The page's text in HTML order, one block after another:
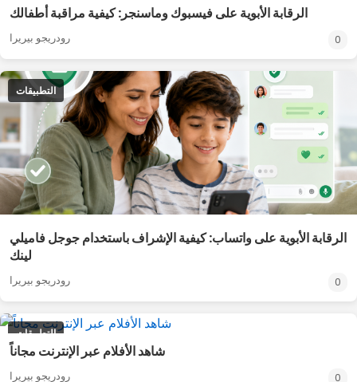
الرقابة الأبوية على فيسبوك وماسنجر: كيفية مراقبة أطفالك
رودريجو بيريرا 0
التطبيقات
الرقابة الأبوية على واتساب: كيفية الإشراف باستخدام جوجل فاميلي
لينك
رودريجو بيريرا 0
التطبيقات
شاهد الأفلام عبر الإنترنت مجاناً
رودريجو بيريرا 0